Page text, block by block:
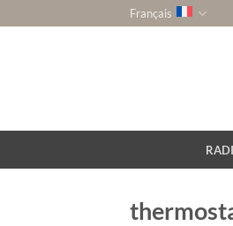
au
Français